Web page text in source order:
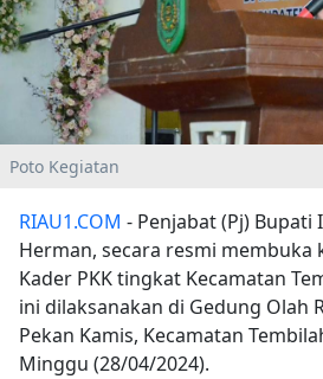
Poto Kegiatan
RIAU1.COM - Penjabat (Pj) Bupati
Herman, secara resmi membuka
Kader PKK tingkat Kecamatan
ini dilaksanakan di Gedung Olah
Pekan Kamis, Kecamatan
Minggu (28/04/2024).